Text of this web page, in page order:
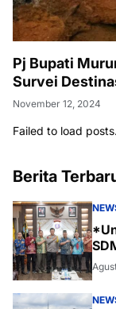
Pj Bupati
Survei
November 12, 2024
Failed to load posts.
Berita